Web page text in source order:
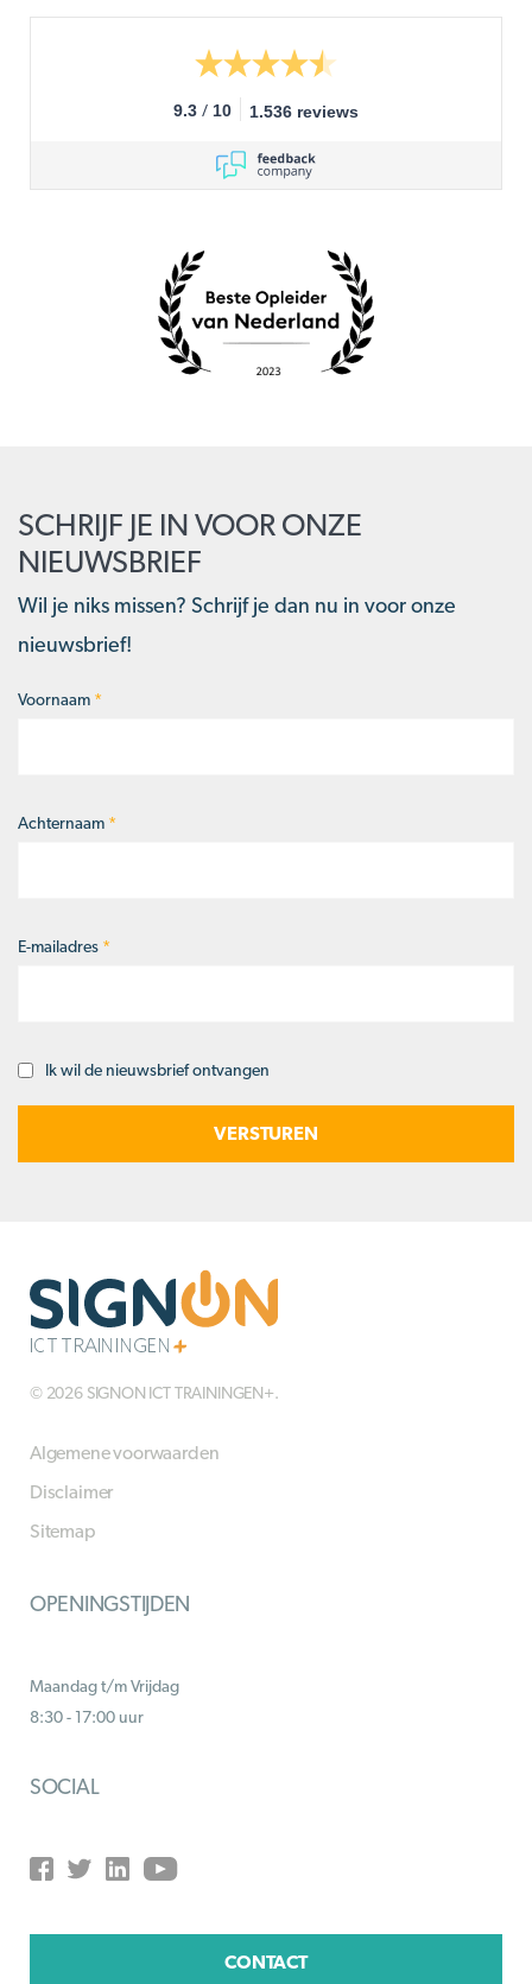
9.3 / 10 1.536 reviews
SCHRIJF JE IN VOOR ONZE
NIEUWSBRIEF
Wil je niks missen? Schrijf je dan nu in voor onze
nieuwsbrief!
Naam*
Voornaam *
Achternaam *
E-mailadres *
Opt-Ik wil de nieuwsbrief ontvangen
© 2026 SIGNON ICT TRAININGEN+.
Algemene voorwaarden
Disclaimer
Sitemap
OPENINGSTIJDEN
Maandag t/m Vrijdag
8:30 - 17:00 uur
SOCIAL
CONTACT